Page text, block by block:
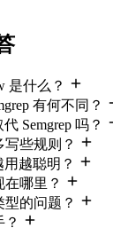
是什么？
有何不同？
Semgrep 吗？
些规则？
用越聪明？
哪里？
的问题？